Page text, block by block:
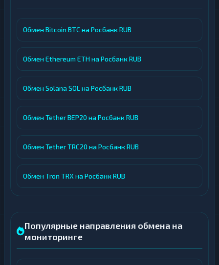
Обмен Bitcoin BTC на Росбанк RUB
Обмен Ethereum ETH на Росбанк RUB
Обмен Solana SOL на Росбанк RUB
Обмен Tether BEP20 на Росбанк RUB
Обмен Tether TRC20 на Росбанк RUB
Обмен Tron TRX на Росбанк RUB
Популярные направления обмена на
мониторинге